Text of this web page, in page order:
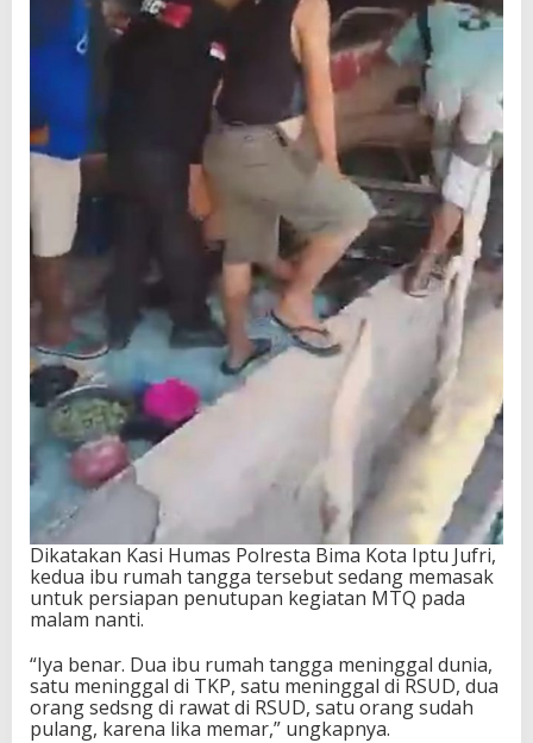
Dikatakan Kasi Humas Polresta Bima Kota Iptu Jufri,
kedua ibu rumah tangga tersebut sedang memasak
untuk persiapan penutupan kegiatan MTQ pada
malam nanti.
“Iya benar. Dua ibu rumah tangga meninggal dunia,
satu meninggal di TKP, satu meninggal di RSUD, dua
orang sedsng di rawat di RSUD, satu orang sudah
pulang, karena lika memar,” ungkapnya.